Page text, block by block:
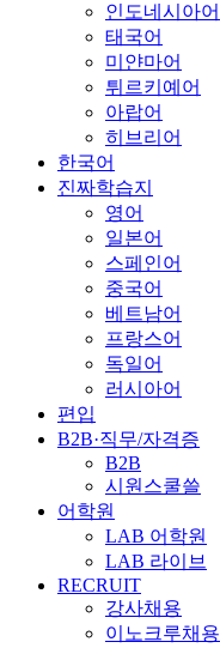
인도네시아어
태국어
미얀마어
튀르키예어
아랍어
히브리어
한국어
진짜학습지
영어
일본어
스페인어
중국어
베트남어
프랑스어
독일어
러시아어
편입
B2B·직무/자격증
B2B
시원스쿨쓸
어학원
LAB 어학원
LAB 라이브
RECRUIT
강사채용
이노크루채용